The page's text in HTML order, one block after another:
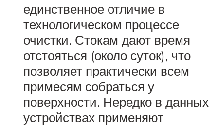
единственное отличие в
технологическом процессе
очистки. Стокам дают время
отстояться (около суток), что
позволяет практически всем
примесям собраться у
поверхности. Нередко в данных
устройствах применяют